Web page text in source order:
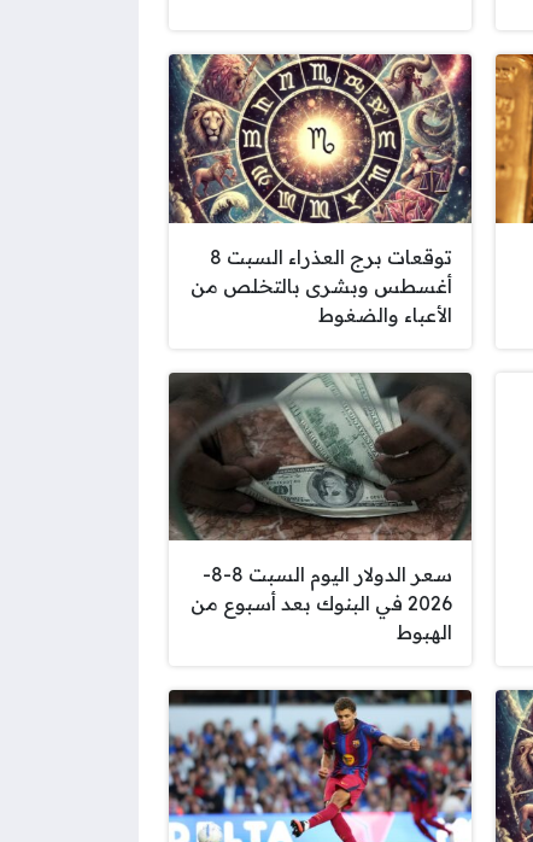
توقعات برج العذراء السبت 8
أغسطس وبشرى بالتخلص من
الأعباء والضغوط
سعر الدولار اليوم السبت 8-8-
2026 في البنوك بعد أسبوع من
الهبوط